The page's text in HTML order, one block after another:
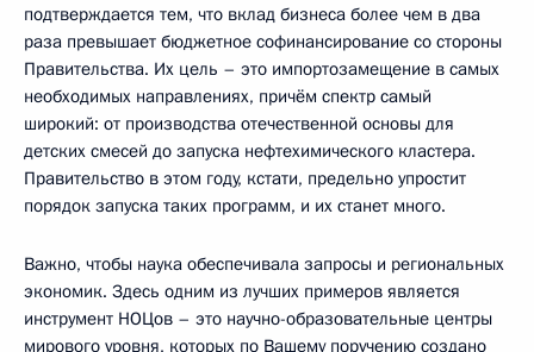
подтверждается тем, что вклад бизнеса более чем в два
раза превышает бюджетное софинансирование со стороны
Правительства. Их цель – это импортозамещение в самых
необходимых направлениях, причём спектр самый
широкий: от производства отечественной основы для
детских смесей до запуска нефтехимического кластера.
Правительство в этом году, кстати, предельно упростит
порядок запуска таких программ, и их станет много.
Важно, чтобы наука обеспечивала запросы и региональных
экономик. Здесь одним из лучших примеров является
инструмент НОЦов – это научно-образовательные центры
мирового уровня, которых по Вашему поручению создано